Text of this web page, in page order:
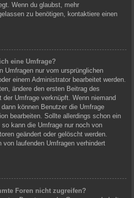
Wenn du glaubst, mehr
zu benötigen, kontaktiere einen
eine Umfrage?
Umfragen nur vom ursprünglichen
einem Administrator bearbeitet werden.
ändere den ersten Beitrag des
Umfrage verknüpft. Wenn niemand
können Benutzer die Umfrage
bearbeiten. Sollte allerdings schon ein
kann die Umfrage nur noch von
geändert oder gelöscht werden.
von laufenden Umfragen verhindert
Foren nicht zugreifen?